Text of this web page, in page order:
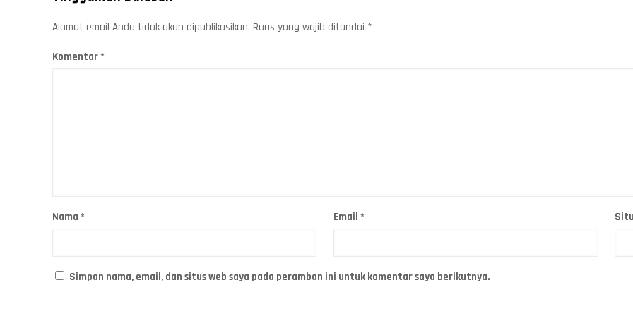
Alamat email Anda tidak akan dipublikasikan. Ruas yang wajib ditandai *
Komentar*
Nama* Email*
Simpan nama, email, dan situs web saya pada peramban ini untuk komentar saya berikutnya.